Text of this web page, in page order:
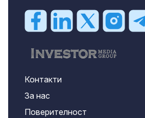
Контакти
За нас
Поверителност